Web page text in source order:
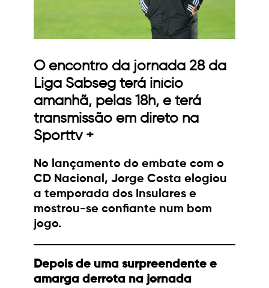
O encontro da jornada 28 da
Liga Sabseg terá início
amanhã, pelas 18h, e terá
transmissão em direto na
Sporttv +
No lançamento do embate com o
CD Nacional, Jorge Costa elogiou
a temporada dos Insulares e
mostrou-se confiante num bom
jogo.
Depois de uma surpreendente e
amarga derrota na jornada